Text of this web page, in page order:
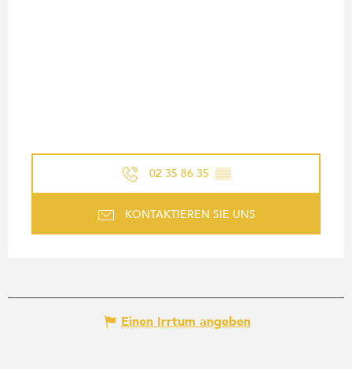
02 35 86 35 ▒▒
KONTAKTIEREN SIE UNS
Einen Irrtum angeben